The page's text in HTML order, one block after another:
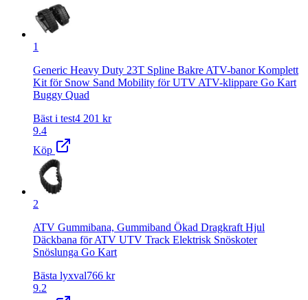
1
Generic Heavy Duty 23T Spline Bakre ATV-banor Komplett
Kit för Snow Sand Mobility för UTV ATV-klippare Go Kart
Buggy Quad
Bäst i test4 201 kr
9.4
Köp
2
ATV Gummibana, Gummiband Ökad Dragkraft Hjul
Däckbana för ATV UTV Track Elektrisk Snöskoter
Snöslunga Go Kart
Bästa lyxval766 kr
9.2